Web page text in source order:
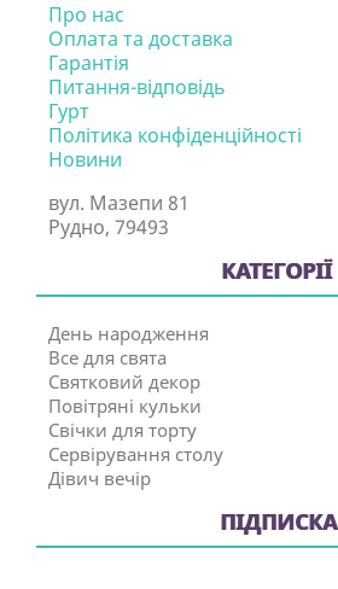
Про нас
Оплата та доставка
Гарантія
Питання-відповідь
Гурт
Політика конфіденційності
Новини
вул. Мазепи 81
Рудно, 79493
КАТЕГОРІЇ
День народження
Все для свята
Святковий декор
Повітряні кульки
Свічки для торту
Сервірування столу
Дівич вечір
ПІДПИСКА